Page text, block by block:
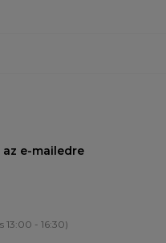
e-mailedre
13:00 - 16:30)